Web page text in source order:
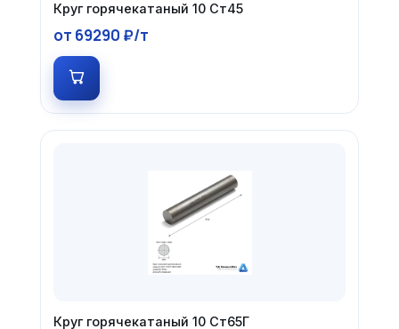
Круг горячекатаный 10 Ст45
от 69290 ₽/т
Круг горячекатаный 10 Ст65Г